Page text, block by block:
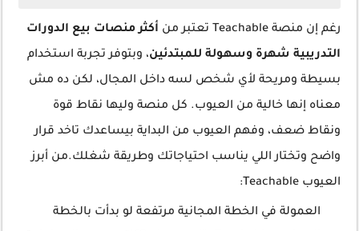
رغم إن منصة Teachable تعتبر من
أكثر منصات بيع الدورات
التدريبية شهرة وسهولة للمبتدئين، وبتوفر تجربة استخدام
بسيطة ومريحة لأي شخص لسه داخل المجال، لكن ده مش
معناه إنها خالية من العيوب. كل منصة وليها نقاط قوة
ونقاط ضعف، وفهم العيوب من البداية بيساعدك تاخد قرار
واضح وتختار اللي يناسب احتياجاتك وطريقة شغلك.من أبرز
العيوب Teachable:
العمولة في الخطة المجانية مرتفعة لو بدأت بالخطة